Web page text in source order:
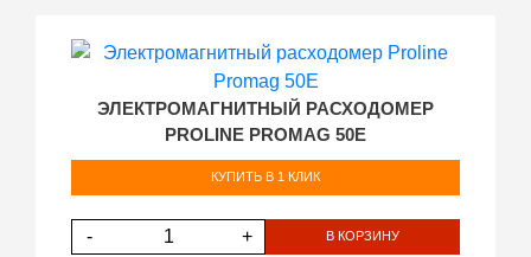
ЭЛЕКТРОМАГНИТНЫЙ РАСХОДОМЕР
PROLINE PROMAG 50E
КУПИТЬ В 1 КЛИК
- + В КОРЗИНУ